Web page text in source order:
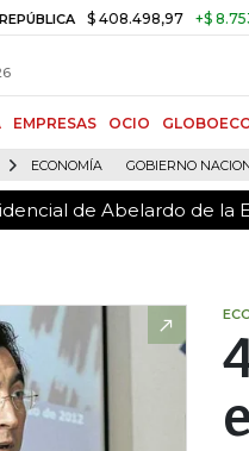
$ 408.498,97 +$ 8.753,81
EMPRESAS OCIO
ECONOMÍA GOBIERNO
de Abelardo de la
de Abelardo de la